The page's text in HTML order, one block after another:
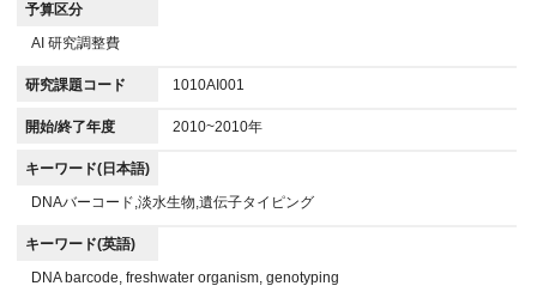
予算区分
AI 研究調整費
研究課題コード 1010AI001
開始/終了年度 2010~2010年
キーワード(日本語)
DNAバーコード,淡水生物,遺伝子タイピング
キーワード(英語)
DNA barcode, freshwater organism, genotyping